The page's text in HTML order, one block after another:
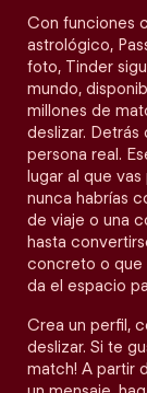
Con funciones
astrológico,
foto, Tinder
mundo,
millones de
deslizar. Detrás
persona real.
lugar al que
nunca habrías
de viaje o una
hasta
concreto o que
da el espacio
Crea un perfil,
deslizar. Si te
match! A partir